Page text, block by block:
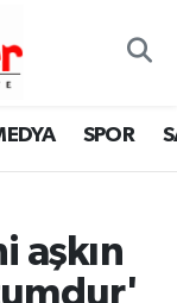
SPOR
aşkın